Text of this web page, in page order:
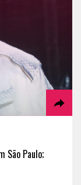
São Paulo;